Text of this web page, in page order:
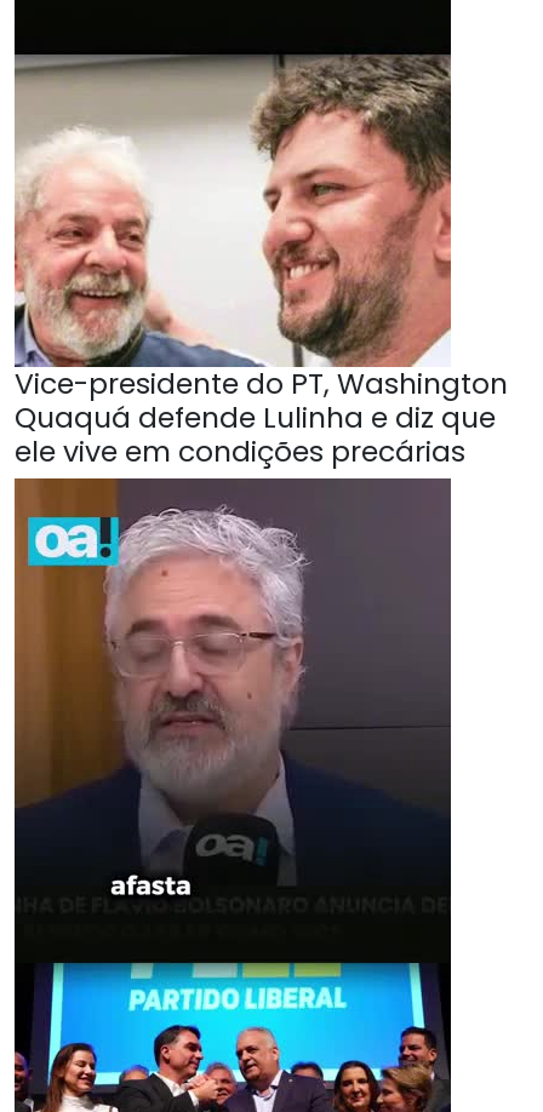
Vice-presidente do PT, Washington
Quaquá defende Lulinha e diz que
ele vive em condições precárias